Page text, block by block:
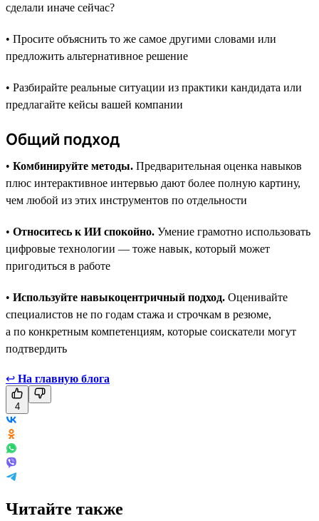
сделали иначе сейчас?
• Просите объяснить то же самое другими словами или
предложить альтернативное решение
• Разбирайте реальные ситуации из практики кандидата или
предлагайте кейсы вашей компании
Общий подход
• Комбинируйте методы. Предварительная оценка навыков
плюс интерактивное интервью дают более полную картину,
чем любой из этих инструментов по отдельности
• Относитесь к ИИ спокойно. Умение грамотно использовать
цифровые технологии — тоже навык, который может
пригодиться в работе
• Используйте навыкоцентричный подход. Оценивайте
специалистов не по годам стажа и строчкам в резюме,
а по конкретным компетенциям, которые соискатели могут
подтвердить
↩ На главную блога
4
Читайте также